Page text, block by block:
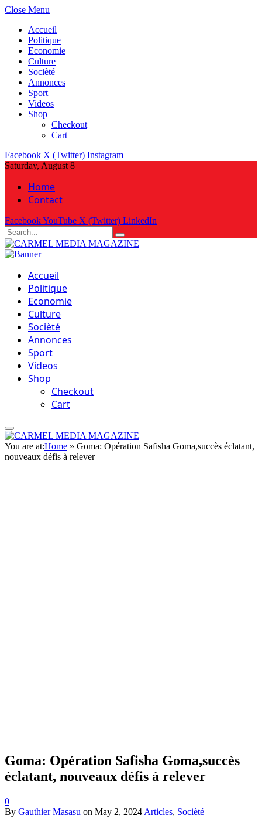
Close Menu
Accueil
Politique
Economie
Culture
Socièté
Annonces
Sport
Videos
Shop
Checkout
Cart
Facebook X (Twitter) Instagram
Saturday, August 8
Home
Contact
FacebookYouTube X (Twitter) LinkedIn
Accueil
Politique
Economie
Culture
Socièté
Annonces
Sport
Videos
Shop
Checkout
Cart
You are at:Home » Goma: Opération Safisha Goma,succès éclatant,
nouveaux défis à relever
Goma: Opération Safisha Goma,succès
éclatant, nouveaux défis à relever
0
By Gauthier Masasu on May 2, 2024 Articles, Socièté